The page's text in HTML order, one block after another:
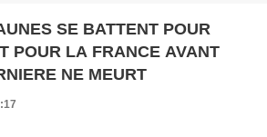
SE BATTENT POUR
POUR LA FRANCE AVANT
NE MEURT